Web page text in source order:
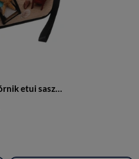
Kolorowy piórnik etui saszetka Loren 529-11